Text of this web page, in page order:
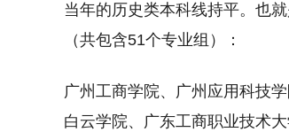
当年的历史类本科线持平。也
（共包含51个专业组）：
广州工商学院、广州应用科技
白云学院、广东工商职业技术